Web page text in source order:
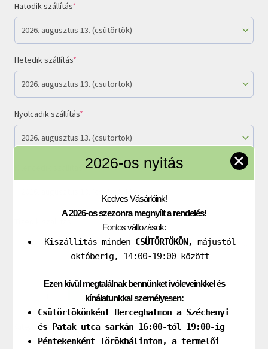
Hatodik szállítás*
Hetedik szállítás*
Nyolcadik szállítás*
*
KOSÁRBA TESZEM
Kategória: 10 alkalmas
2026-os nyitás ✕
Kedves Vásárlóink!
A 2026-os szezonra megnyílt a rendelés!
Fontos változások:
Kiszállítás minden CSÜTÖRTÖKÖN, májustól
októberig, 14:00-19:00 között
Ezen kívül megtalálnak bennünket ivóleveinkkel és
kínálatunkkal személyesen:
Csütörtökönként Herceghalmon a Széchenyi
és Patak utca sarkán 16:00-tól 19:00-ig
Péntekenként Törökbálinton, a termelői